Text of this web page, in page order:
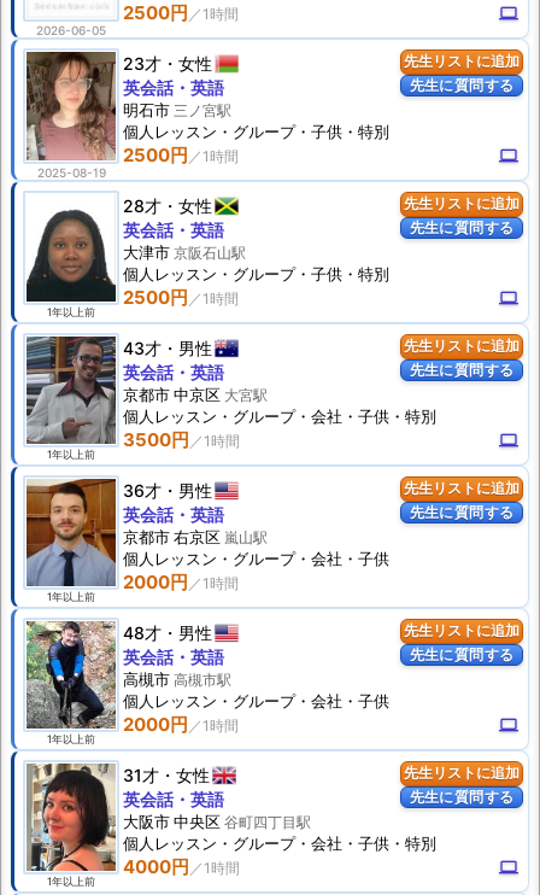
2026-06-05
2500円 computer
先生リストに追加
先生に質問する
2025-08-19
23才 女性
2500円 computer
英会話・英語
明石市 三ノ宮駅
個人 レッスン ・グループ・子供・特別
先生リストに追加
先生に質問する
1年以上前
28才 女性
2500円 computer
英会話・英語
大津市 京阪石山駅
個人 レッスン ・グループ・子供・特別
先生リストに追加
先生に質問する
1年以上前
43才 男性
3500円 computer
英会話・英語
京都市 中京区 大宮駅
個人 レッスン ・グループ・会社・子供・特別
先生リストに追加
先生に質問する
1年以上前
36才 男性
2000円
英会話・英語
京都市 右京区 嵐山駅
個人 レッスン ・グループ・会社・子供
先生リストに追加
先生に質問する
1年以上前
48才 男性
2000円 computer
英会話・英語
高槻市 高槻市駅
個人 レッスン ・グループ・会社・子供
先生リストに追加
先生に質問する
1年以上前
31才 女性
4000円 computer
英会話・英語
大阪市 中央区 谷町四丁目駅
個人 レッスン ・グループ・会社・子供・特別